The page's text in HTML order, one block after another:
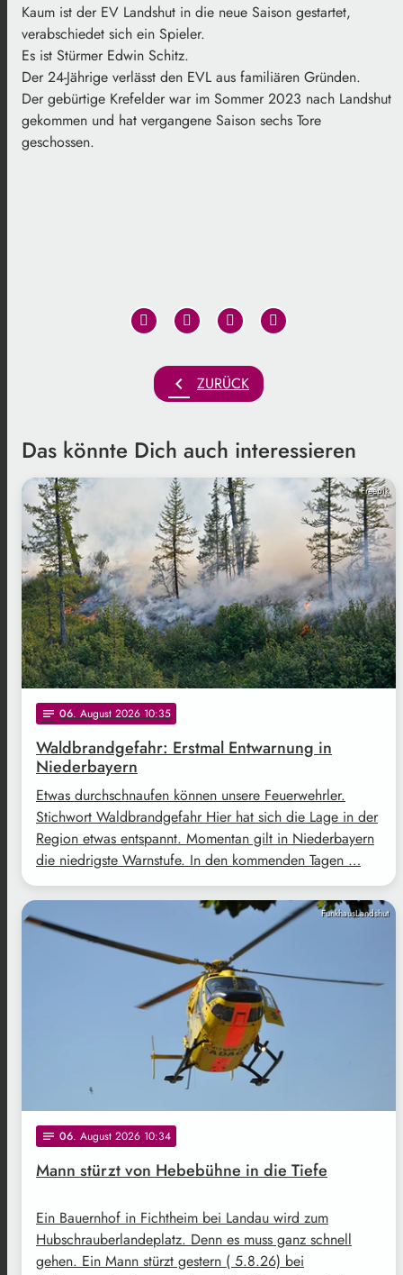
Kaum ist der EV Landshut in die neue Saison gestartet,
verabschiedet sich ein Spieler.
Es ist Stürmer Edwin Schitz.
Der 24-Jährige verlässt den EVL aus familiären Gründen.
Der gebürtige Krefelder war im Sommer 2023 nach Landshut
gekommen und hat vergangene Saison sechs Tore
geschossen.
chevron_left ZURÜCK
Das könnte Dich auch interessieren
Freepik
notes 06. August 2026 10:35
Waldbrandgefahr: Erstmal Entwarnung in
Niederbayern
Etwas durchschnaufen können unsere Feuerwehrler.
Stichwort Waldbrandgefahr Hier hat sich die Lage in der
Region etwas entspannt. Momentan gilt in Niederbayern
die niedrigste Warnstufe. In den kommenden Tagen …
FunkhausLandshut
notes 06. August 2026 10:34
Mann stürzt von Hebebühne in die Tiefe
Ein Bauernhof in Fichtheim bei Landau wird zum
Hubschrauberlandeplatz. Denn es muss ganz schnell
gehen. Ein Mann stürzt gestern ( 5.8.26) bei